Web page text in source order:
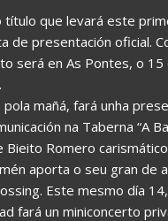
título que levará este
de presentación oficial.
será en As Pontes, o 15
mañá, fará unha
na Taberna “A
Bieito Romero
aporta o seu gran de
Este mesmo día
fará un miniconcerto